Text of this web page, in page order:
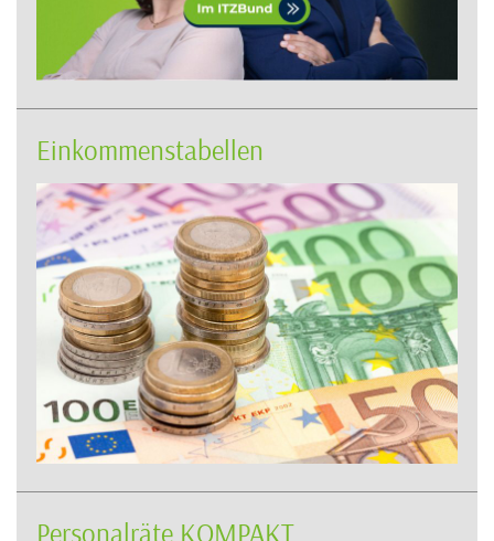
Einkommenstabellen
Personalräte KOMPAKT